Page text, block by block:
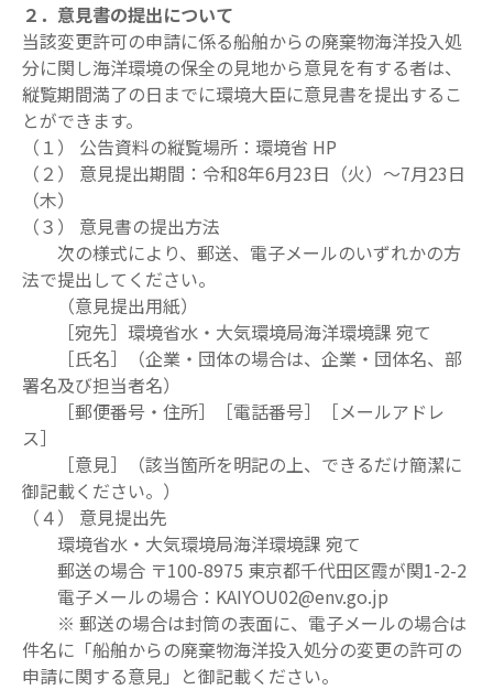
２．意見書の提出について
当該変更許可の申請に係る船舶からの廃棄物海洋投入処
分に関し海洋環境の保全の見地から意見を有する者は、
縦覧期間満了の日までに環境大臣に意見書を提出するこ
とができます。
（１） 公告資料の縦覧場所：環境省 HP
（２） 意見提出期間：令和8年6月23日（火）～7月23日
（木）
（３） 意見書の提出方法
次の様式により、郵送、電子メールのいずれかの方
法で提出してください。
（意見提出用紙）
［宛先］環境省水・大気環境局海洋環境課 宛て
［氏名］（企業・団体の場合は、企業・団体名、部
署名及び担当者名）
［郵便番号・住所］［電話番号］［メールアドレ
ス］
［意見］（該当箇所を明記の上、できるだけ簡潔に
御記載ください。）
（４） 意見提出先
環境省水・大気環境局海洋環境課 宛て
郵送の場合 〒100-8975 東京都千代田区霞が関1-2-2
電子メールの場合：KAIYOU02@env.go.jp
※ 郵送の場合は封筒の表面に、電子メールの場合は
件名に「船舶からの廃棄物海洋投入処分の変更の許可の
申請に関する意見」と御記載ください。